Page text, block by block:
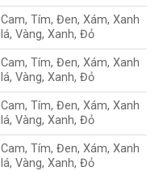
Cam, Tím, Đen, Xám, Xanh
lá, Vàng, Xanh, Đỏ
Cam, Tím, Đen, Xám, Xanh
lá, Vàng, Xanh, Đỏ
Cam, Tím, Đen, Xám, Xanh
lá, Vàng, Xanh, Đỏ
Cam, Tím, Đen, Xám, Xanh
lá, Vàng, Xanh, Đỏ